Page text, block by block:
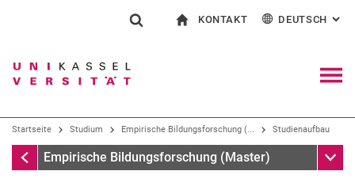
Springe direkt zu: Inhalt
Springe direkt zu: Suche
Springe direkt zu:
Suchen (öffnet externen Link in einem
KONTAKT
Kontakt für Presse und Öffentlichkeit
Einrichtungen suchen
Personen suchen
DEUTSCH :
Startseite Studium Empirische Bildungsforschung (... Studienaufbau
Startseite
Empirische Bildungsforschung (Master)